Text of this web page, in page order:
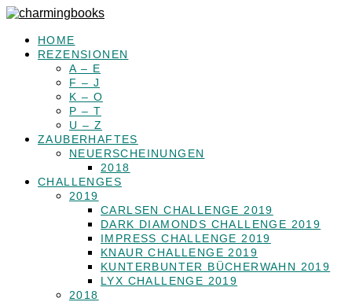
HOME
REZENSIONEN
A – E
F – J
K – O
P – T
U – Z
ZAUBERHAFTES
NEUERSCHEINUNGEN
2018
CHALLENGES
2019
CARLSEN CHALLENGE 2019
DARK DIAMONDS CHALLENGE 2019
IMPRESS CHALLENGE 2019
KNAUR CHALLENGE 2019
KUNTERBUNTER BÜCHERWAHN 2019
LYX CHALLENGE 2019
2018